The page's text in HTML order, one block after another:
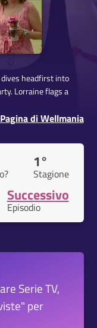
headfirst into
Lorraine flags a
Pagina di Wellmania
1°
Stagione
Successivo
Episodio
Serie TV,
per